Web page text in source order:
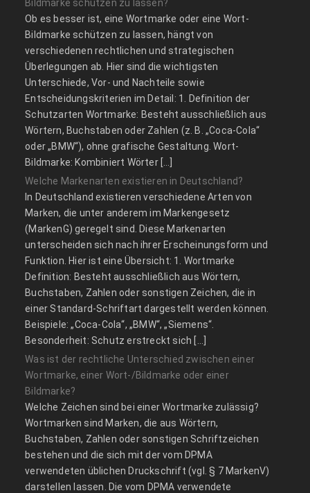
Bildmarke schützen zu lassen?
Ob es besser ist, eine Wortmarke oder eine Wort-
Bildmarke schützen zu lassen, hängt von
verschiedenen rechtlichen und strategischen
Überlegungen ab. Hier sind die wichtigsten
Unterschiede, Vor- und Nachteile sowie
Entscheidungskriterien im Detail: 1. Definition der
Schutzarten Wortmarke: Besteht ausschließlich aus
Wörtern, Buchstaben oder Zahlen (z. B. „Coca-Cola“
oder „BMW“), ohne grafische Gestaltung. Wort-
Bildmarke: Kombiniert Wörter […]
Welche Markenarten existieren in Deutschland?
In Deutschland existieren verschiedene Arten von
Marken, die unter anderem im Markengesetz
(MarkenG) geregelt sind. Diese Markenarten
unterscheiden sich nach ihrer Erscheinungsform und
Funktion. Hier ist eine Übersicht: 1. Wortmarke
Definition: Besteht ausschließlich aus Wörtern,
Buchstaben, Zahlen oder sonstigen Zeichen, die in
einer Standard-Schriftart dargestellt werden können.
Beispiele: „Coca-Cola“, „BMW“, „Siemens“.
Besonderheit: Schutz erstreckt sich […]
Was ist der rechtliche Unterschied zwischen einer
Wortmarke, einer Wort-/Bildmarke oder einer
Bildmarke?
Welche Zeichen sind bei einer Wortmarke zulässig?
Wortmarken sind Marken, die aus Wörtern,
Buchstaben, Zahlen oder sonstigen Schriftzeichen
bestehen und die sich mit der vom DPMA
verwendeten üblichen Druckschrift (vgl. § 7 MarkenV)
darstellen lassen. Die vom DPMA verwendete